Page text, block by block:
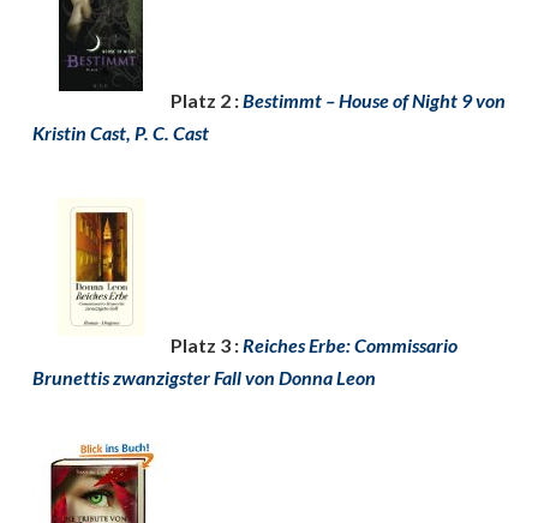
Platz 2 :Bestimmt – House of Night 9 von
Kristin Cast, P. C. Cast
Platz 3 :Reiches Erbe: Commissario
Brunettis zwanzigster Fall von Donna Leon